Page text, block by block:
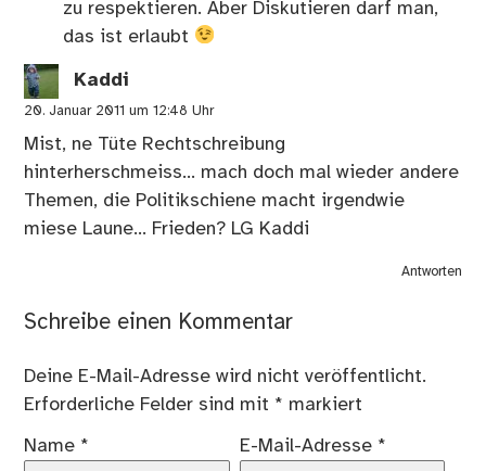
zu respektieren. Aber Diskutieren darf man,
das ist erlaubt
Kaddi
20. Januar 2011 um 12:48 Uhr
Mist, ne Tüte Rechtschreibung
hinterherschmeiss… mach doch mal wieder andere
Themen, die Politikschiene macht irgendwie
miese Laune… Frieden? LG Kaddi
Antworten
Schreibe einen Kommentar
Deine E-Mail-Adresse wird nicht veröffentlicht.
Erforderliche Felder sind mit * markiert
Name * E-Mail-Adresse *